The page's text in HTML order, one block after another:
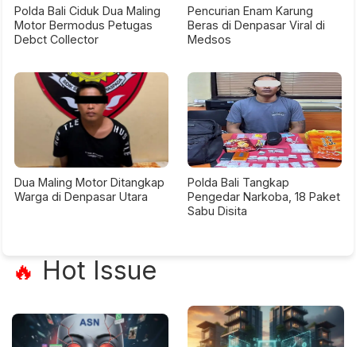
Polda Bali Ciduk Dua Maling
Motor Bermodus Petugas
Debct Collector
Pencurian Enam Karung
Beras di Denpasar Viral di
Medsos
Dua Maling Motor Ditangkap
Warga di Denpasar Utara
Polda Bali Tangkap
Pengedar Narkoba, 18 Paket
Sabu Disita
🔥 Hot Issue